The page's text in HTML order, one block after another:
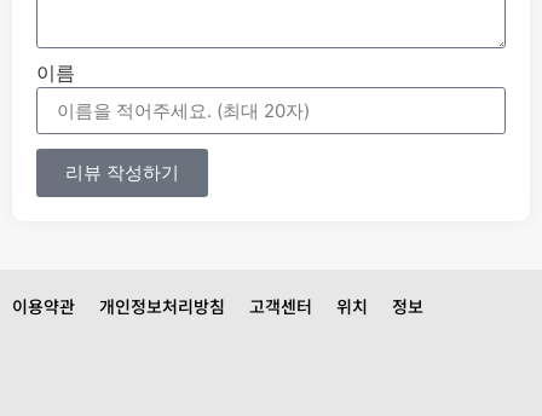
이름
리뷰 작성하기
이용약관 개인정보처리방침 고객센터 위치 정보